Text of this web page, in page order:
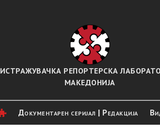
ИСТРАЖУВАЧКА РЕПОРТЕРСКА
МАКЕДОНИЈА
Документарен серијал | Редакција